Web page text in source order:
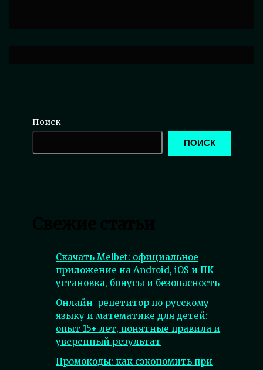
Поиск
ПОИСК
Скачать Melbet: официальное
приложение на Android, iOS и ПК —
установка, бонусы и безопасность
Онлайн-репетитор по русскому
языку и математике для детей:
опыт 15+ лет, понятные правила и
уверенный результат
Промокоды: как сэкономить при